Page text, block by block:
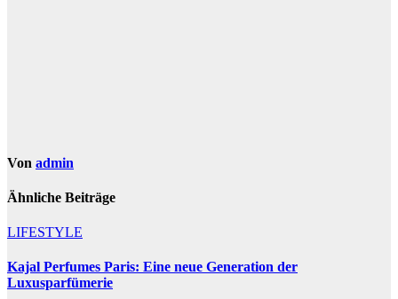
Von admin
Ähnliche Beiträge
LIFESTYLE
Kajal Perfumes Paris: Eine neue Generation der
Luxusparfümerie